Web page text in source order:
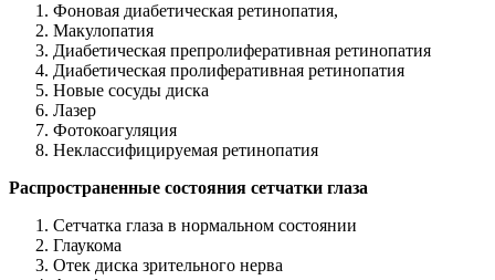
Фоновая диабетическая ретинопатия,
Макулопатия
Диабетическая препролиферативная ретинопатия
Диабетическая пролиферативная ретинопатия
Новые сосуды диска
Лазер
Фотокоагуляция
Неклассифицируемая ретинопатия
Распространенные состояния сетчатки глаза
Сетчатка глаза в нормальном состоянии
Глаукома
Отек диска зрительного нерва